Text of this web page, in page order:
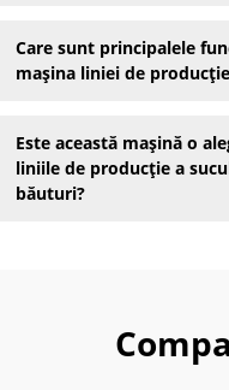
Care sunt principalele
mașina liniei de
Este această mașină o
liniile de producție a
băuturi?